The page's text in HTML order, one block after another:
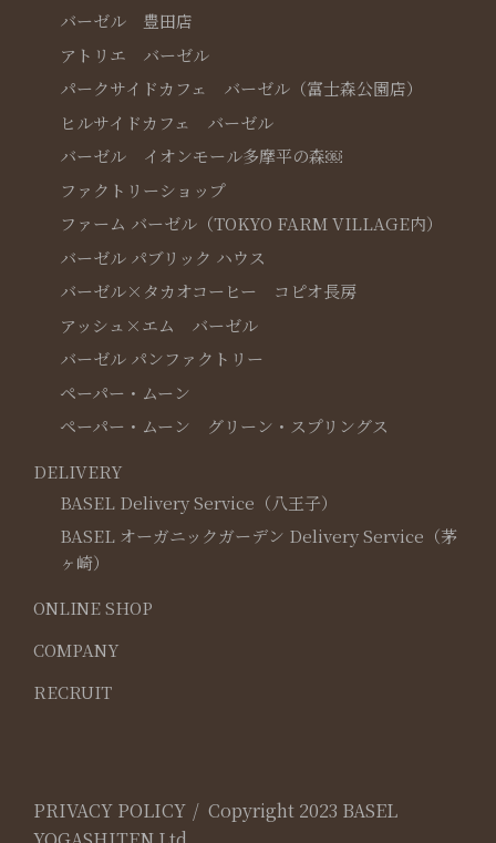
バーゼル 豊田店
アトリエ バーゼル
パークサイドカフェ バーゼル（富士森公園店）
ヒルサイドカフェ バーゼル
バーゼル イオンモール多摩平の森￼
ファクトリーショップ
ファーム バーゼル（TOKYO FARM VILLAGE内）
バーゼル パブリック ハウス
バーゼル×タカオコーヒー コピオ長房
アッシュ×エム バーゼル
バーゼル パンファクトリー
ペーパー・ムーン
ペーパー・ムーン グリーン・スプリングス
DELIVERY
BASEL Delivery Service（八王子）
BASEL オーガニックガーデン Delivery Service（茅
ヶ崎）
ONLINE SHOP
COMPANY
RECRUIT
PRIVACY POLICY
Copyright 2023 BASEL